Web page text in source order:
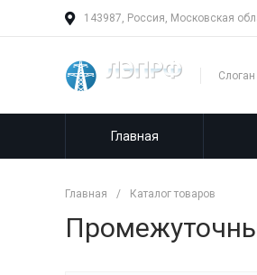
143987, Россия, Московская
Слоган
Главная
Главная / Каталог товаров